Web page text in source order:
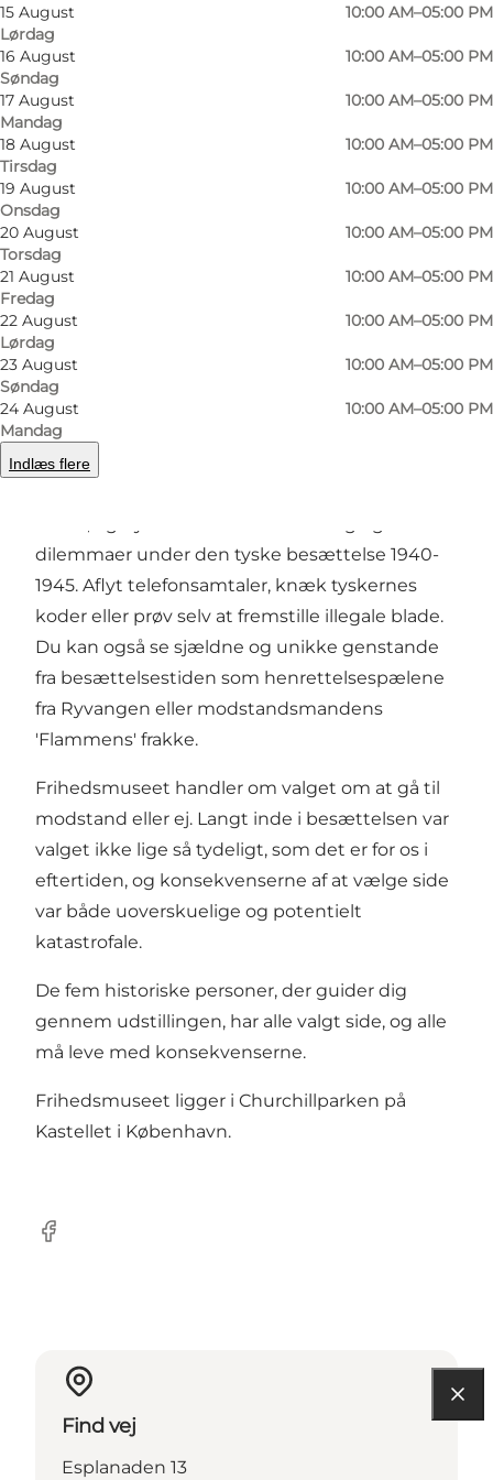
15 August
Lørdag
10:00 AM–05:00 PM
16 August
Søndag
10:00 AM–05:00 PM
17 August
Mandag
10:00 AM–05:00 PM
18 August
Tirsdag
10:00 AM–05:00 PM
19 August
Onsdag
10:00 AM–05:00 PM
20 August
Torsdag
10:00 AM–05:00 PM
21 August
Fredag
10:00 AM–05:00 PM
22 August
Lørdag
10:00 AM–05:00 PM
23 August
Søndag
10:00 AM–05:00 PM
24 August
Mandag
10:00 AM–05:00 PM
Indlæs flere
Foto: Frihedsmuseet Foto:
Gå under jorden, og oplev Danmark under
Anden Verdenskrig.
dilemmaer under den tyske besættelse 1940-
1945. Aflyt telefonsamtaler, knæk tyskernes
koder eller prøv selv at fremstille illegale blade.
Du kan også se sjældne og unikke genstande
fra besættelsestiden som henrettelsespælene
fra Ryvangen eller modstandsmandens
'Flammens' frakke.
Frihedsmuseet handler om valget om at gå til
modstand eller ej. Langt inde i besættelsen var
valget ikke lige så tydeligt, som det er for os i
eftertiden, og konsekvenserne af at vælge side
var både uoverskuelige og potentielt
katastrofale.
De fem historiske personer, der guider dig
gennem udstillingen, har alle valgt side, og alle
må leve med konsekvenserne.
Frihedsmuseet ligger i Churchillparken på
Kastellet i København.
Facebook
Find vej
Esplanaden 13